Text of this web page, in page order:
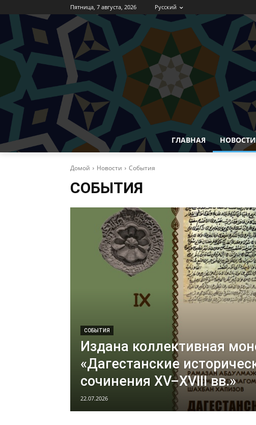
Пятница, 7 августа, 2026 Русский
ГЛАВНАЯ НОВОСТИ
Домой Новости События
СОБЫТИЯ
СОБЫТИЯ
Издана коллективная
«Дагестанские
сочинения XV–XVIII вв.»
22.07.2026